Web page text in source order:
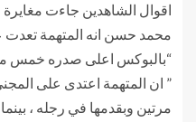
اقوال الشاهدين جاءت مغايرة
محمد حسن انه المتهمة
“بالبوكس اعلى صدره خمس
” ان المتهمة اعتدى على
مرتين وبقدمها في رجله ،